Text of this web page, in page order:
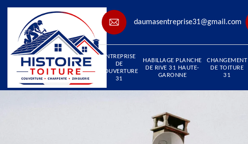
daumasentreprise31@gmail.com
ENTREPRISE
DE
COUVERTURE
31
HABILLAGE PLANCHE
DE RIVE 31 HAUTE-
GARONNE
CHANGEMENT
DE TOITURE
31